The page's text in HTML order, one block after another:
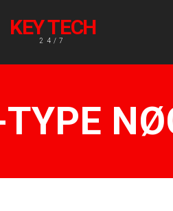
KEY TECH
24/7